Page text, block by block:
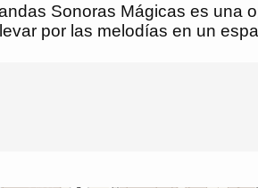
Sonoras Mágicas es una
por las melodías en un